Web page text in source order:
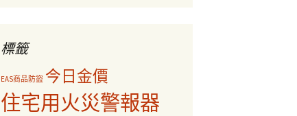
標籤
EAS商品防盜 今日金價
住宅用火災警報器